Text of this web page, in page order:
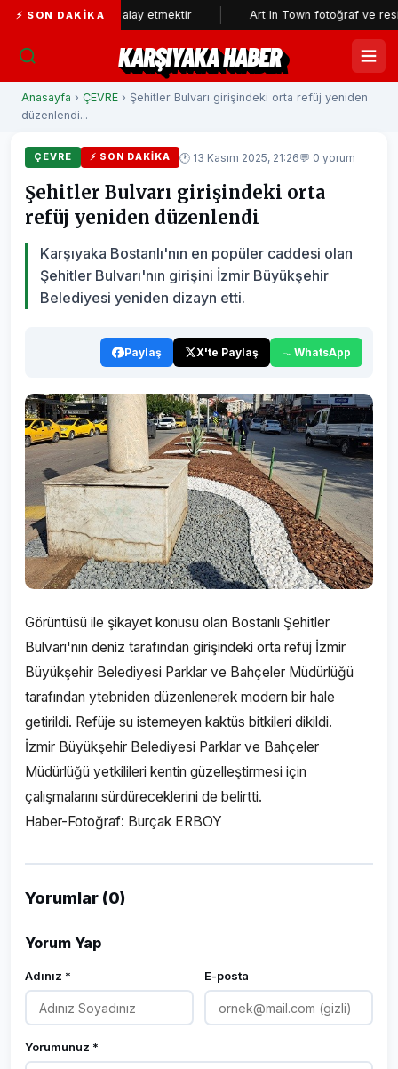
⚡ SON DAKIKA
aklıyla alay etmektir Art In Town fotoğraf ve resim
KARŞIYAKA HABER
Anasayfa › ÇEVRE › Şehitler Bulvarı girişindeki orta refüj yeniden
düzenlendi...
ÇEVRE ⚡ SON DAKIKA 🕐 13 Kasım 2025, 21:26💬 0 yorum
Şehitler Bulvarı girişindeki orta
refüj yeniden düzenlendi
Karşıyaka Bostanlı'nın en popüler caddesi olan
Şehitler Bulvarı'nın girişini İzmir Büyükşehir
Belediyesi yeniden dizayn etti.
Paylaş X'te Paylaş WhatsApp
Görüntüsü ile şikayet konusu olan Bostanlı Şehitler
Bulvarı'nın deniz tarafından girişindeki orta refüj İzmir
Büyükşehir Belediyesi Parklar ve Bahçeler Müdürlüğü
tarafından ytebniden düzenlenerek modern bir hale
getirildi. Refüje su istemeyen kaktüs bitkileri dikildi.
İzmir Büyükşehir Belediyesi Parklar ve Bahçeler
Müdürlüğü yetkilileri kentin güzelleştirmesi için
çalışmalarını sürdüreceklerini de belirtti.
Haber-Fotoğraf: Burçak ERBOY
Yorumlar (0)
Yorum Yap
Adınız * E-posta
Yorumunuz *